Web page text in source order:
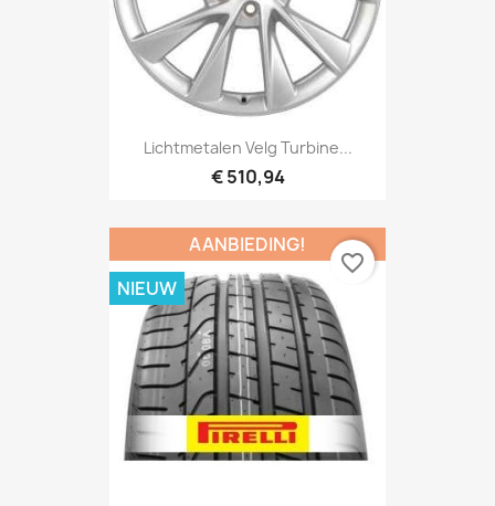
Lichtmetalen Velg Turbine...
€ 510,94
AANBIEDING!
NIEUW
favorite_border